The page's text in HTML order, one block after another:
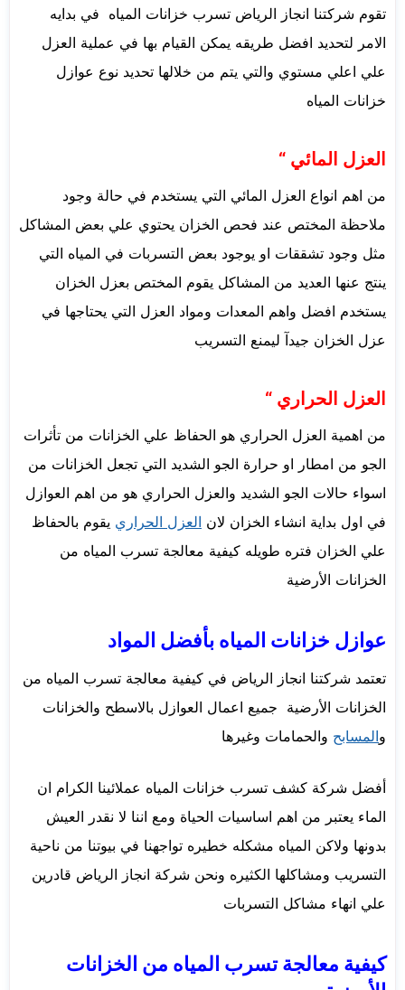
تقوم شركتنا انجاز الرياض تسرب خزانات المياه في بدايه
الامر لتحديد افضل طريقه يمكن القيام بها في عملية العزل
علي اعلي مستوي والتي يتم من خلالها تحديد نوع عوازل
خزانات المياه
العزل المائي “
من اهم انواع العزل المائي التي يستخدم في حالة وجود
ملاحظة المختص عند فحص الخزان يحتوي علي بعض المشاكل
مثل وجود تشققات او يوجود بعض التسربات في المياه التي
ينتج عنها العديد من المشاكل يقوم المختص بعزل الخزان
يستخدم افضل واهم المعدات ومواد العزل التي يحتاجها في
عزل الخزان جيدآ ليمنع التسريب
العزل الحراري “
من اهمية العزل الحراري هو الحفاظ علي الخزانات من تأثرات
الجو من امطار او حرارة الجو الشديد التي تجعل الخزانات من
اسواء حالات الجو الشديد والعزل الحراري هو من اهم العوازل
في اول بداية انشاء الخزان لان العزل الحراري يقوم بالحفاظ
علي الخزان فتره طويله كيفية معالجة تسرب المياه من
الخزانات الأرضية
عوازل خزانات المياه بأفضل المواد
تعتمد شركتنا انجاز الرياض في كيفية معالجة تسرب المياه من
الخزانات الأرضية جميع اعمال العوازل بالاسطح والخزانات
والمسابح والحمامات وغيرها
أفضل شركة كشف تسرب خزانات المياه عملائينا الكرام ان
الماء يعتبر من اهم اساسيات الحياة ومع اننا لا نقدر العيش
بدونها ولاكن المياه مشكله خطيره تواجهنا في بيوتنا من ناحية
التسريب ومشاكلها الكثيره ونحن شركة انجاز الرياض قادرين
علي انهاء مشاكل التسربات
كيفية معالجة تسرب المياه من الخزانات